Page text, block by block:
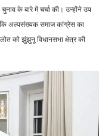
के बारे में चर्चा की। उन्होंने उप
कि अल्पसंख्यक समाज कांग्रेस का
को झुंझुनू विधानसभा क्षेत्र की